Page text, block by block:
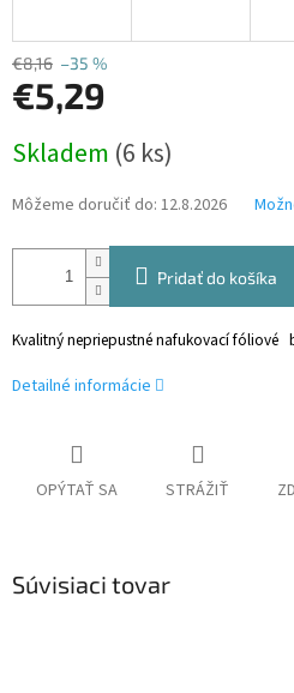
€8,16 –35 %
€5,29
cena:
Skladem (6 ks)
Môžeme doručiť do: 12.8.2026
Pridať do košíka
Kvalitný nepriepustné nafukovací fóliové
Detailné informácie
OPÝTAŤ SA STRÁŽIŤ
Súvisiaci tovar